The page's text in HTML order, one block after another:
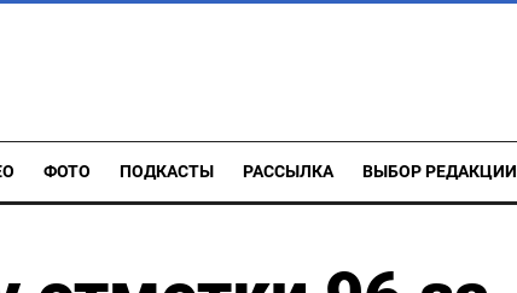
ФОТО ПОДКАСТЫ РАССЫЛКА ВЫБОР РЕДАКЦИИ